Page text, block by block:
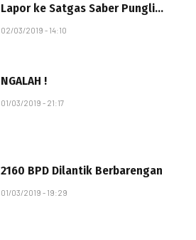
Lapor ke Satgas Saber Pungli
Kemenko Polhukam
02/03/2019 - 14:10
NGALAH !
01/03/2019 - 21:17
2160 BPD Dilantik Berbarengan
01/03/2019 - 19:29